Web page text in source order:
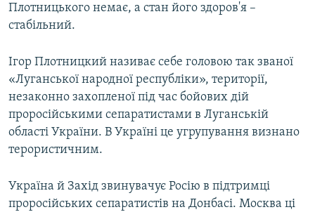
Плотницького немає, а стан його здоров'я –
стабільний.
Ігор Плотницкий називає себе головою так званої
«Луганської народної республіки», території,
незаконно захопленої під час бойових дій
проросійськими сепаратистами в Луганській
області України. В Україні це угрупування визнано
терористичним.
Україна й Захід звинувачує Росію в підтримці
проросійських сепаратистів на Донбасі. Москва ці